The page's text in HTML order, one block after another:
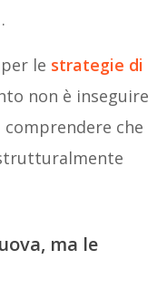
le strategie di
non è inseguire
che
ma le